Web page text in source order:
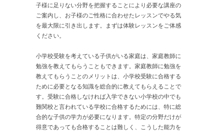
子様に足りない分野を把握することにより必要な講座の
ご案内し、お子様のご性格に合わせたレッスンでやる気
を最大限に引き出します。まずは体験レッスンをご体感
ください。
小学校受験を考えている子供がいる家庭は、家庭教師に
勉強を教えてもらうこともできます。家庭教師に勉強を
教えてもらうことのメリットは、小学校受験に合格する
ために必要となる知識を総合的に教えてもらえることで
す。受験に合格しなければ入学できない小学校の中でも
難関校と言われている学校に合格するためには、特に総
合的な子供の学力が必要になります。特定の分野だけが
得意であっても合格することは難しく、こうした能力を